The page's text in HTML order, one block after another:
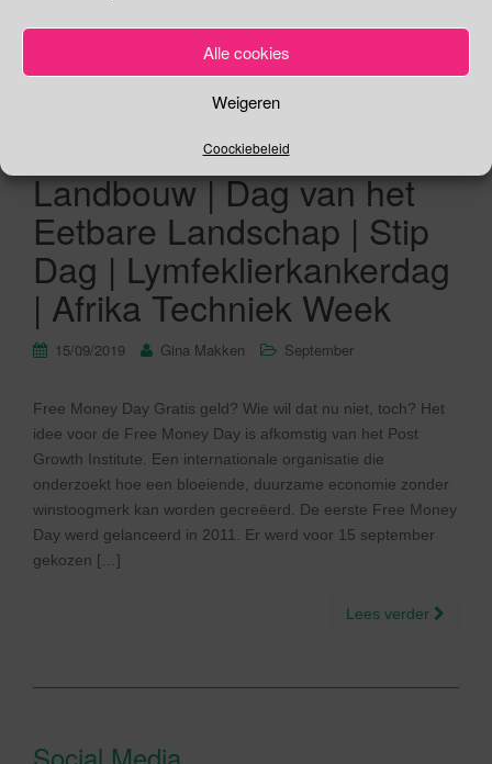
Alle cookies
Weigeren
Coockiebeleid
15 september – Free
Money Day | Dag van
Democratie | Greenpeace
Dag | Dag van de
Landbouw | Dag van het
Eetbare Landschap | Stip
Dag | Lymfeklierkankerdag
| Afrika Techniek Week
15/09/2019 Gina Makken September
Free Money Day Gratis geld? Wie wil dat nu niet, toch? Het
idee voor de Free Money Day is afkomstig van het Post
Growth Institute. Een internationale organisatie die
onderzoekt hoe een bloeiende, duurzame economie zonder
winstoogmerk kan worden gecreëerd. De eerste Free Money
Day werd gelanceerd in 2011. Er werd voor 15 september
gekozen […]
Lees verder